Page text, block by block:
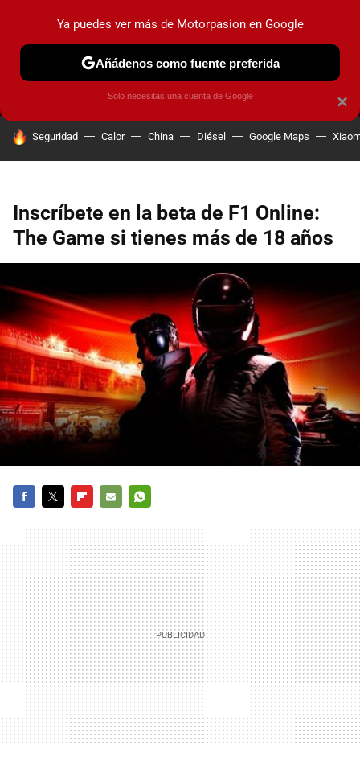
MENÚ NUEVO
COCHES ELÉCTRICOS OBSERVATORIO
HOY SE HABLA DE
Seguridad Calor China Diésel Google Maps
Inscríbete en la beta de F1 Online:
The Game si tienes más de 18 años
MAIL
×
Ya puedes ver más de Motorpasion en Google
Añádenos como fuente preferida
Solo necesitas una cuenta de Google